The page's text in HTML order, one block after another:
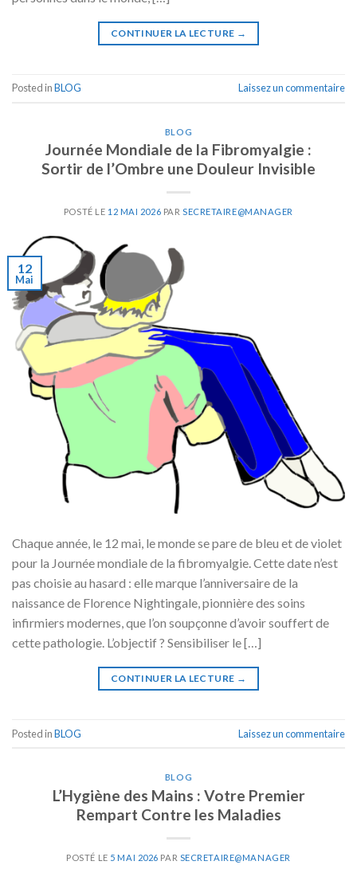
CONTINUER LA LECTURE →
Posted inBLOG Laissez un commentaire
BLOG
Journée Mondiale de la Fibromyalgie :
Sortir de l’Ombre une Douleur Invisible
POSTÉ LE 12 MAI 2026 PAR SECRETAIRE@MANAGER
12
Mai
Chaque année, le 12 mai, le monde se pare de bleu et de violet
pour la Journée mondiale de la fibromyalgie. Cette date n’est
pas choisie au hasard : elle marque l’anniversaire de la
naissance de Florence Nightingale, pionnière des soins
infirmiers modernes, que l’on soupçonne d’avoir souffert de
cette pathologie. L’objectif ? Sensibiliser le […]
CONTINUER LA LECTURE →
Posted inBLOG Laissez un commentaire
BLOG
L’Hygiène des Mains : Votre Premier
Rempart Contre les Maladies
POSTÉ LE 5 MAI 2026 PAR SECRETAIRE@MANAGER